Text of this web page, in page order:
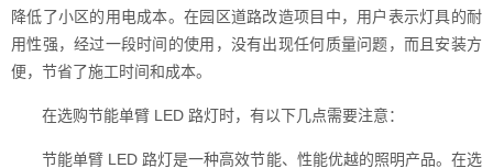
降低了小区的用电成本。在园区道路改造项目中，用户表示灯具的耐
用性强，经过一段时间的使用，没有出现任何质量问题，而且安装方
便，节省了施工时间和成本。
在选购节能单臂 LED 路灯时，有以下几点需要注意：
节能单臂 LED 路灯是一种高效节能、性能优越的照明产品。在选